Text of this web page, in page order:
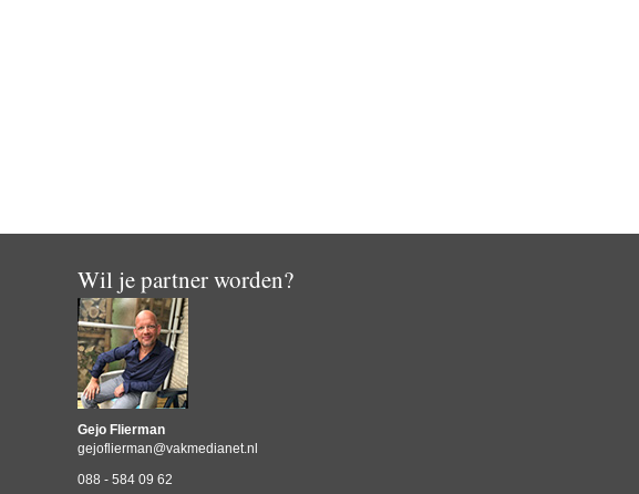
Wil je partner worden?
Gejo Flierman
gejoflierman@vakmedianet.nl
088 - 584 09 62